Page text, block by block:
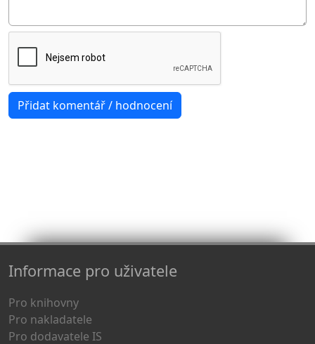
Informace pro uživatele
Pro knihovny
Pro nakladatele
Pro dodavatele IS